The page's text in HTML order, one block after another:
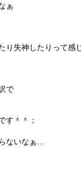
ぁ
り失神したりって感
で
す＾＾；
ないなぁ…